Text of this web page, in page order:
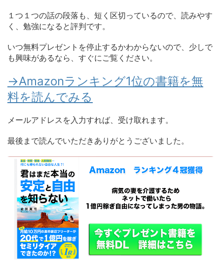
１つ１つの話の段落も、短く区切っているので、読みやす
く、勉強になると評判です。
いつ無料プレゼントを停止するかわからないので、少しで
も興味があるなら、すぐにご覧ください。
→Amazonランキング1位の書籍を無
料を読んでみる
メールアドレスを入力すれば、受け取れます。
最後まで読んでいただきありがとうございました。